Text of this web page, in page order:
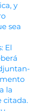
y
sea
El
la
citada.